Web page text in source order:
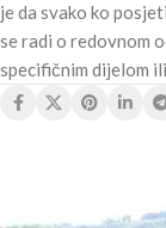
je da svako ko
se radi o redovnom
specifičnim dijelom